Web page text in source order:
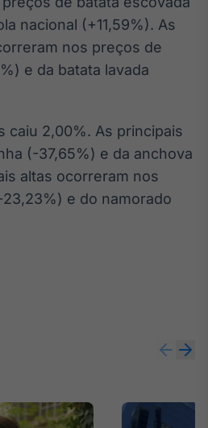
Broadcast
Ticker
Cotações e
Broadcast
Widgets
Componentes
para conteúdos e
Curadoria
nacional (+11,59%). As
nos preços de
e da batata lavada
caiu 2,00%. As principais
(-37,65%) e da anchova
altas ocorreram nos
e do namorado